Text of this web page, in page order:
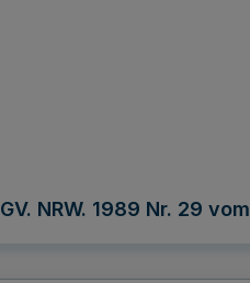
GV. NRW. 1989 Nr. 29 vom